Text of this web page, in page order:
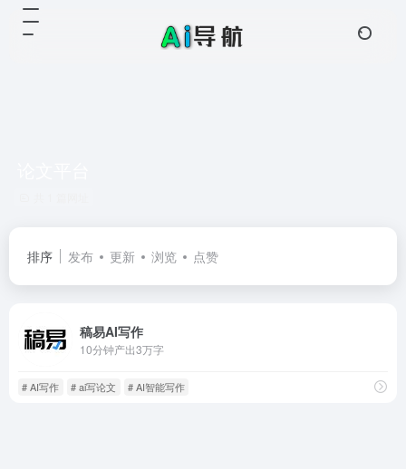
排序 发布 更新 浏览 点赞
稿易AI写作
10分钟产出3万字
# AI写作 # ai写论文 # AI智能写作